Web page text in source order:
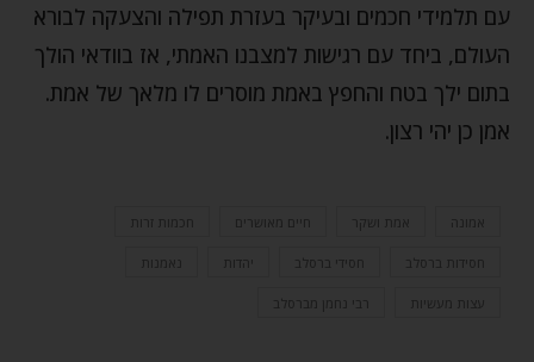
עם תלמידי חכמים ובעיקר בעזרת תפילה והצעקה לבורא
העולם, ביחד עם רגישות למצבנו האמתי, אז בוודאי הולך
בתום ילך בטח והחפץ באמת מוסרים לו מלאך של אמת.
אמן כן יהי רצון.
אמונה אמת ושקר חיים מאושרים חכמות זרות
חסידות ברסלב חסידי ברסלב יהדות נאמנות
עצות מעשיות רבי נחמן מברסלב